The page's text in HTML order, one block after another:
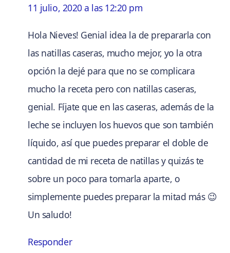
11 julio, 2020 a las 12:20 pm
Hola Nieves! Genial idea la de prepararla con
las natillas caseras, mucho mejor, yo la otra
opción la dejé para que no se complicara
mucho la receta pero con natillas caseras,
genial. Fíjate que en las caseras, además de la
leche se incluyen los huevos que son también
líquido, así que puedes preparar el doble de
cantidad de mi receta de natillas y quizás te
sobre un poco para tomarla aparte, o
simplemente puedes preparar la mitad más 😉
Un saludo!
Responder